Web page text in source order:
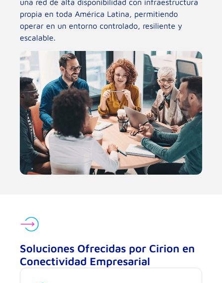
una red de alta disponibilidad con infraestructura
propia en toda América Latina, permitiendo
operar en un entorno controlado, resiliente y
escalable.
Soluciones Ofrecidas por Cirion en
Conectividad Empresarial